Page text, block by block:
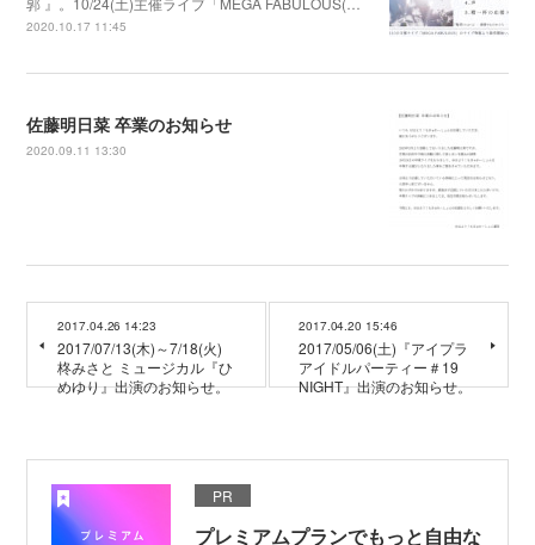
2020.10.17 11:45
佐藤明日菜 卒業のお知らせ
2020.09.11 13:30
2017.04.26 14:23
2017/07/13(木)～7/18(火)
柊みさと ミュージカル『ひ
めゆり』出演のお知らせ。
2017.04.20 15:46
2017/05/06(土)『アイプラ
アイドルパーティー＃19
NIGHT』出演のお知らせ。
PR
プレミアムプランでもっと自由な